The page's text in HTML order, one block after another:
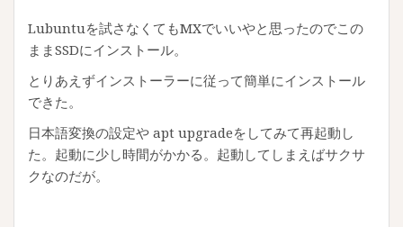
Lubuntuを試さなくてもMXでいいやと思ったのでこの
ままSSDにインストール。
とりあえずインストーラーに従って簡単にインストール
できた。
日本語変換の設定や apt upgradeをしてみて再起動し
た。起動に少し時間がかかる。起動してしまえばサクサ
クなのだが。